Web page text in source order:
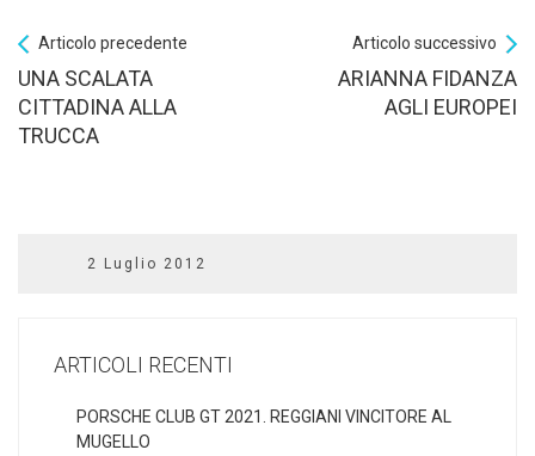
Articolo precedente
UNA SCALATA
CITTADINA ALLA
TRUCCA
Articolo successivo
ARIANNA FIDANZA
AGLI EUROPEI
2 Luglio 2012
ARTICOLI RECENTI
PORSCHE CLUB GT 2021. REGGIANI VINCITORE AL
MUGELLO